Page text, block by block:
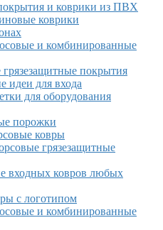
и коврики из ПВХ
коврики
и комбинированные
покрытия
идеи для входа
для оборудования
порожки
ковры
грязезащитные
входных ковров любых
с логотипом
и комбинированные